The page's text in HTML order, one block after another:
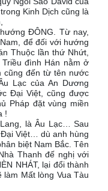
Kinh Dịch cũng là
ĐÔNG. Từ nay,
để đối với hướng
Thuộc lần thứ Nhứt,
đình Hán nằm ở
cũng đến từ tên nước
Lạc của An Dương
Đại Việt, cũng được
Pháp đặt vùng miền
!
là Âu Lạc… Sau
Việt… dù anh hùng
biệt Nam Bắc. Tên
Thanh đế nghị với
NHÁT, lại đổi thành
Mất lòng Vua Tàu